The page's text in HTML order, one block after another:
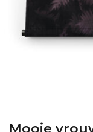
Mooie